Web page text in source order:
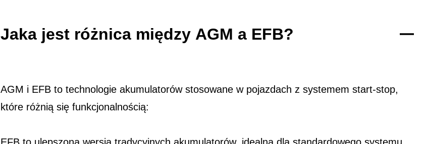
Jaka jest różnica między AGM a EFB?
AGM i EFB to technologie akumulatorów stosowane w pojazdach z systemem start-stop,
które różnią się funkcjonalnością: